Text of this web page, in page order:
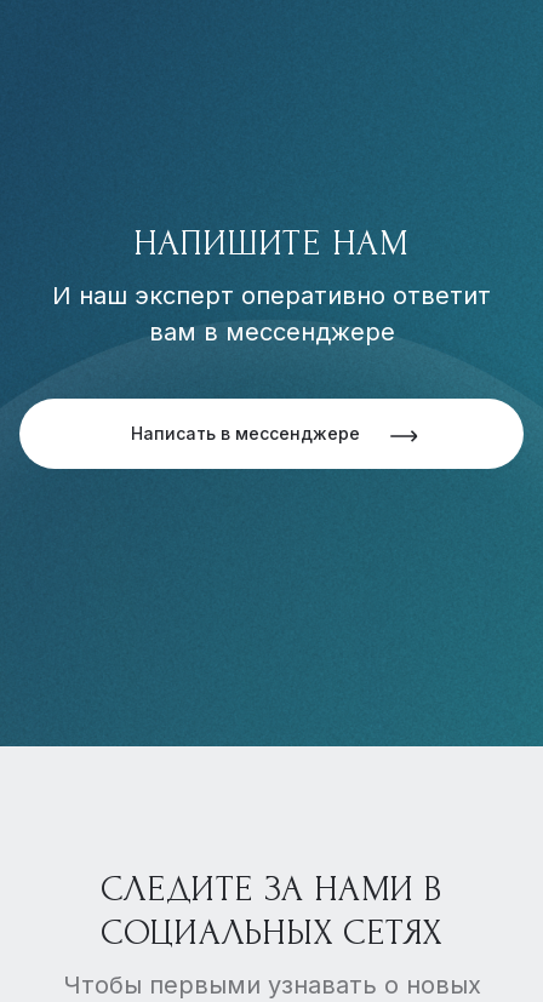
НАПИШИТЕ НАМ
И наш эксперт оперативно ответит
вам в мессенджере
Написать в мессенджере
СЛЕДИТЕ ЗА НАМИ В
СОЦИАЛЬНЫХ СЕТЯХ
Чтобы первыми узнавать о новых